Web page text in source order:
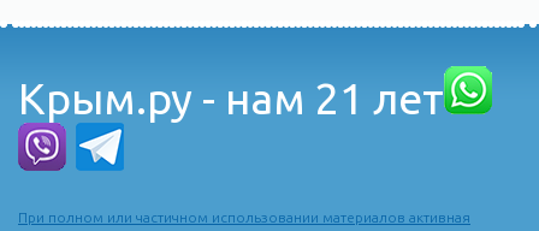
Крым.ру - нам 21 лет
При полном или частичном использовании материалов активная